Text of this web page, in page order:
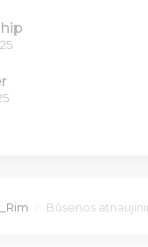
Būsenos